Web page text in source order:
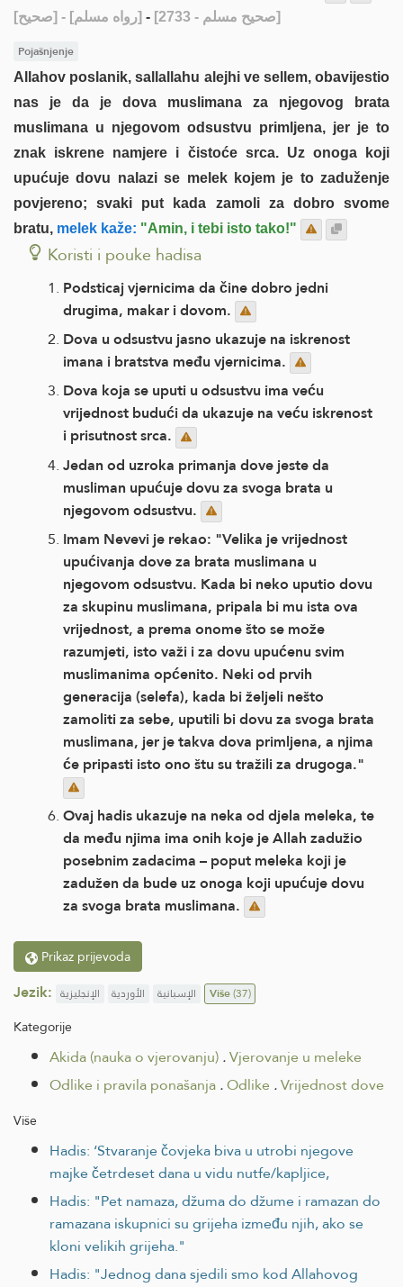
[صحيح]
- [رواه مسلم] - [صحيح مسلم - 2733]
Pojašnjenje
Allahov poslanik, sallallahu alejhi ve sellem, obavijestio
nas je da je dova muslimana za njegovog brata
muslimana u njegovom odsustvu primljena, jer je to
znak iskrene namjere i čistoće srca. Uz onoga koji
upućuje dovu nalazi se melek kojem je to zaduženje
povjereno; svaki put kada zamoli za dobro svome
bratu, melek kaže: "Amin, i tebi isto tako!"
Koristi i pouke hadisa
Podsticaj vjernicima da čine dobro jedni
drugima, makar i dovom.
Dova u odsustvu jasno ukazuje na iskrenost
imana i bratstva među vjernicima.
Dova koja se uputi u odsustvu ima veću
vrijednost budući da ukazuje na veću iskrenost
i prisutnost srca.
Jedan od uzroka primanja dove jeste da
musliman upućuje dovu za svoga brata u
njegovom odsustvu.
Imam Nevevi je rekao: "Velika je vrijednost
upućivanja dove za brata muslimana u
njegovom odsustvu. Kada bi neko uputio dovu
za skupinu muslimana, pripala bi mu ista ova
vrijednost, a prema onome što se može
razumjeti, isto važi i za dovu upućenu svim
muslimanima općenito. Neki od prvih
generacija (selefa), kada bi željeli nešto
zamoliti za sebe, uputili bi dovu za svoga brata
muslimana, jer je takva dova primljena, a njima
će pripasti isto ono štu su tražili za drugoga."
Ovaj hadis ukazuje na neka od djela meleka, te
da među njima ima onih koje je Allah zadužio
posebnim zadacima – poput meleka koji je
zadužen da bude uz onoga koji upućuje dovu
za svoga brata muslimana.
Prikaz prijevoda
Jezik: الإنجليزية الأوردية الإسبانية Više(37)
Kategorije
Akida (nauka o vjerovanju).Vjerovanje u meleke
Odlike i pravila ponašanja.Odlike .Vrijednost dove
Više
Hadis: ‘Stvaranje čovjeka biva u utrobi njegove
majke četrdeset dana u vidu nutfe/kapljice,
Hadis: "Pet namaza, džuma do džume i ramazan do
ramazana iskupnici su grijeha između njih, ako se
kloni velikih grijeha."
Hadis: "Jednog dana sjedili smo kod Allahovog